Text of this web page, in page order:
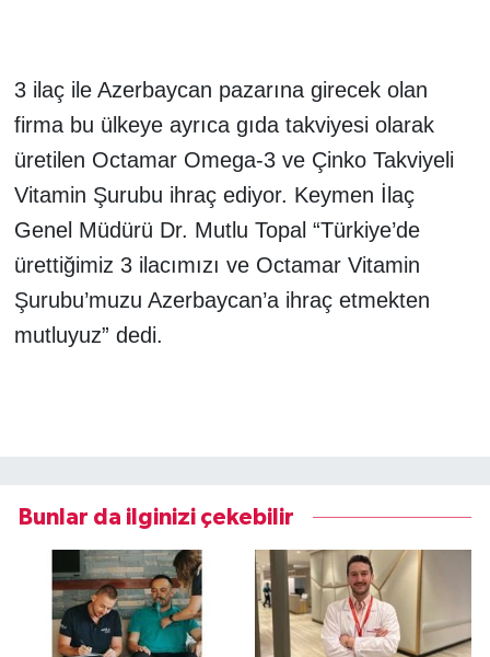
3 ilaç ile Azerbaycan pazarına girecek olan
firma bu ülkeye ayrıca gıda takviyesi olarak
üretilen Octamar Omega-3 ve Çinko Takviyeli
Vitamin Şurubu ihraç ediyor. Keymen İlaç
Genel Müdürü Dr. Mutlu Topal “Türkiye’de
ürettiğimiz 3 ilacımızı ve Octamar Vitamin
Şurubu’muzu Azerbaycan’a ihraç etmekten
mutluyuz” dedi.
Bunlar da ilginizi çekebilir